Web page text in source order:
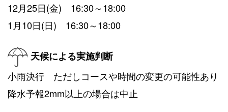
12月25日(金) 16:30～18:00
1月10日(日) 16:30～18:00
天候による実施判断
小雨決行 ただしコースや時間の変更の可能性あり
降水予報2mm以上の場合は中止